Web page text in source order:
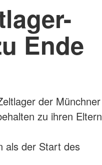
Ende
der Münchner
zu ihren Eltern
als der Start des